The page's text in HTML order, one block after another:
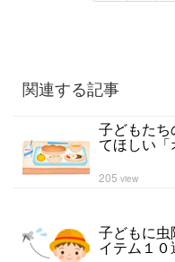
関連する記事
子どもた
てほしい「
205 view
子どもに
イテム１０